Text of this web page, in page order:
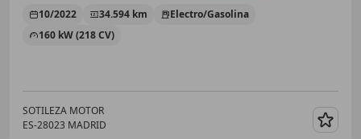
10/2022 34.594 km
Electro/Gasolina
160 kW (218 CV)
SOTILEZA MOTOR
ES-28023 MADRID